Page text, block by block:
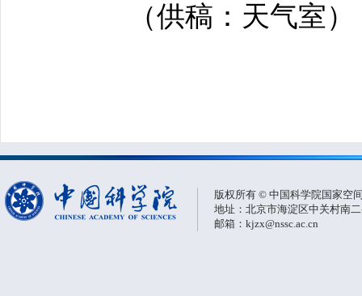
（供稿：天气室）
版权所有 © 中国科学院国家空
地址：北京市海淀区中关村南
邮箱：kjzx@nssc.ac.cn